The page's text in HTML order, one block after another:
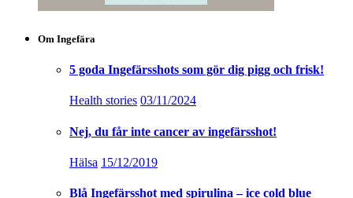
Om Ingefära
5 goda Ingefärsshots som gör dig pigg och frisk!
Health stories 03/11/2024
Nej, du får inte cancer av ingefärsshot!
Hälsa 15/12/2019
Blå Ingefärsshot med spirulina – ice cold blue